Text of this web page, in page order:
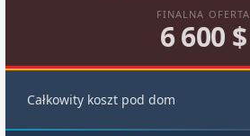
FINALNA OFERTA
6 600 $
Całkowity koszt pod dom